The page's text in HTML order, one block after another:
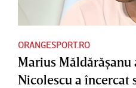
ORANGESPORT.RO
Marius Măldărăşanu
Nicolescu a încercat